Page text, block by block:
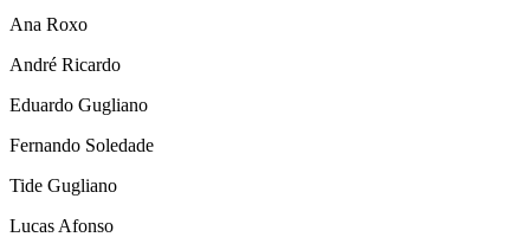
Ana Roxo
André Ricardo
Eduardo Gugliano
Fernando Soledade
Tide Gugliano
Lucas Afonso